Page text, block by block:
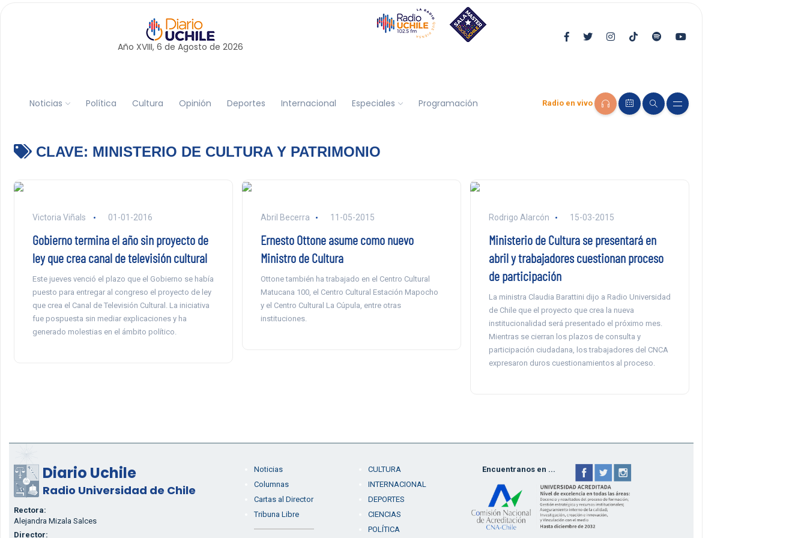
Año XVIII, 6 de Agosto de 2026
Noticias Política Cultura Opinión Deportes Internacional Especiales Programación Radio en vivo
CLAVE: MINISTERIO DE CULTURA Y PATRIMONIO
Victoria Viñals 01-01-2016
Gobierno termina el año sin proyecto de
ley que crea canal de televisión cultural
Este jueves venció el plazo que el Gobierno se había
puesto para entregar al congreso el proyecto de ley
que crea el Canal de Televisión Cultural. La iniciativa
fue pospuesta sin mediar explicaciones y ha
generado molestias en el ámbito político.
Abril Becerra 11-05-2015
Ernesto Ottone asume como nuevo
Ministro de Cultura
Ottone también ha trabajado en el Centro Cultural
Matucana 100, el Centro Cultural Estación Mapocho
y el Centro Cultural La Cúpula, entre otras
instituciones.
Rodrigo Alarcón 15-03-2015
Ministerio de Cultura se presentará en
abril y trabajadores cuestionan proceso
de participación
La ministra Claudia Barattini dijo a Radio Universidad
de Chile que el proyecto que crea la nueva
institucionalidad será presentado el próximo mes.
Mientras se cierran los plazos de consulta y
participación ciudadana, los trabajadores del CNCA
expresaron duros cuestionamientos al proceso.
Diario Uchile
Radio Universidad de Chile
Rectora:
Alejandra Mizala Salces
Director:
Noticias
Columnas
Cartas al Director
Tribuna Libre
CULTURA
INTERNACIONAL
DEPORTES
CIENCIAS
POLÍTICA
Encuentranos en ...